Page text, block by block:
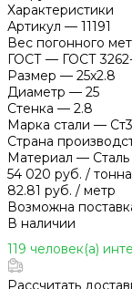
Характеристики
Артикул — 11191
Вес погонного
ГОСТ — ГОСТ
Размер — 25x2.8
Диаметр — 25
Стенка — 2.8
Марка стали — Ст3
Страна
Материал — Сталь
54 020 руб. / тонна
82.81 руб. / метр
Возможна
В наличии
119 человек(а)
Рассчитать